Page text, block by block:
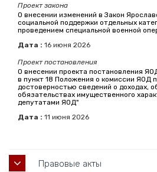
Проект закона
О внесении изменений в Закон
социальной поддержки отдельных
проведением специальной военной
Дата : 16 июня 2026
Проект постановления
О внесении проекта постановления
в пункт 18 Положения о комиссии ЯОД
достоверностью сведений о доходах,
обязательствах имущественного
депутатами ЯОД"
Дата : 11 июня 2026
Правовые акты